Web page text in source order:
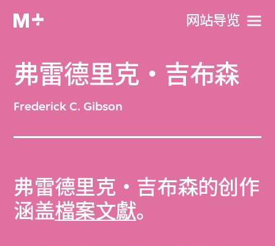
网站导览
弗雷德里克‧吉布森
Frederick C. Gibson
弗雷德里克‧吉布森的创作
涵盖檔案文獻。